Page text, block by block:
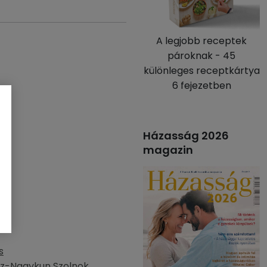
A legjobb receptek
pároknak - 45
különleges receptkártya
6 fejezetben
Házasság 2026
magazin